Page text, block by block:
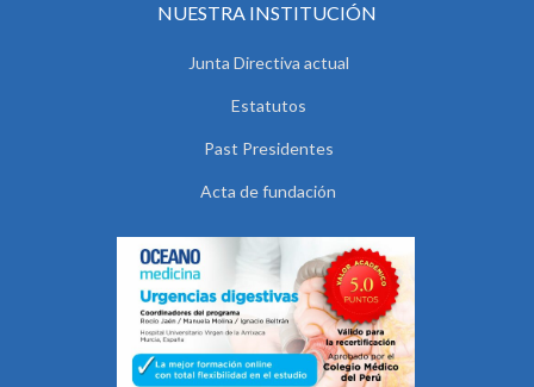
NUESTRA INSTITUCIÓN
Junta Directiva actual
Estatutos
Past Presidentes
Acta de fundación